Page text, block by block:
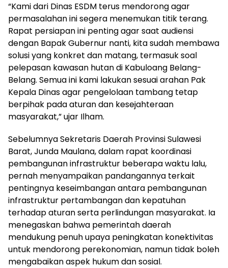
“Kami dari Dinas ESDM terus mendorong agar
permasalahan ini segera menemukan titik terang.
Rapat persiapan ini penting agar saat audiensi
dengan Bapak Gubernur nanti, kita sudah membawa
solusi yang konkret dan matang, termasuk soal
pelepasan kawasan hutan di Kabuloang Belang-
Belang. Semua ini kami lakukan sesuai arahan Pak
Kepala Dinas agar pengelolaan tambang tetap
berpihak pada aturan dan kesejahteraan
masyarakat,” ujar Ilham.
Sebelumnya Sekretaris Daerah Provinsi Sulawesi
Barat, Junda Maulana, dalam rapat koordinasi
pembangunan infrastruktur beberapa waktu lalu,
pernah menyampaikan pandangannya terkait
pentingnya keseimbangan antara pembangunan
infrastruktur pertambangan dan kepatuhan
terhadap aturan serta perlindungan masyarakat. Ia
menegaskan bahwa pemerintah daerah
mendukung penuh upaya peningkatan konektivitas
untuk mendorong perekonomian, namun tidak boleh
mengabaikan aspek hukum dan sosial.